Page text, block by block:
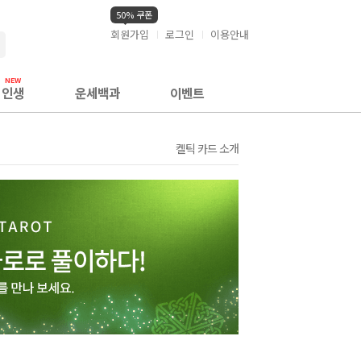
50% 쿠폰
회원가입 로그인 이용안내
인생 운세백과 이벤트
켈틱 카드 소개